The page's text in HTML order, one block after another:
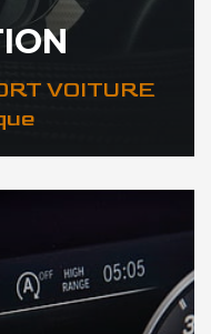
VOITURE
AUTO en Jamaique